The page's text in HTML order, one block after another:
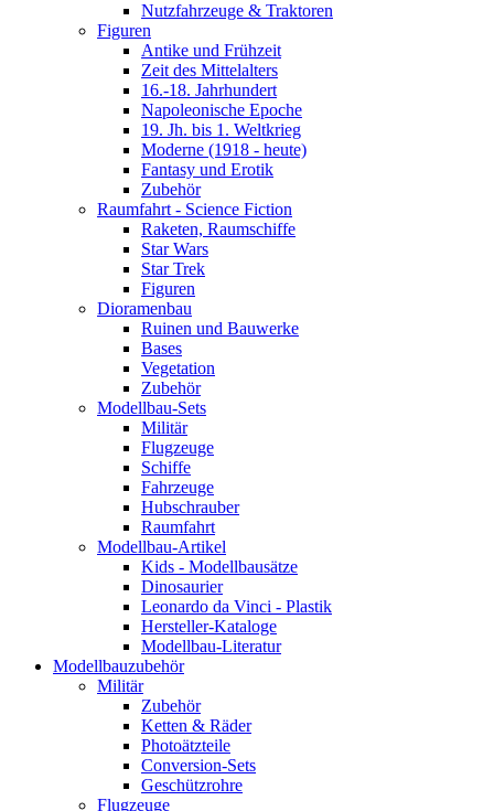
Nutzfahrzeuge & Traktoren
Figuren
Antike und Frühzeit
Zeit des Mittelalters
16.-18. Jahrhundert
Napoleonische Epoche
19. Jh. bis 1. Weltkrieg
Moderne (1918 - heute)
Fantasy und Erotik
Zubehör
Raumfahrt - Science Fiction
Raketen, Raumschiffe
Star Wars
Star Trek
Figuren
Dioramenbau
Ruinen und Bauwerke
Bases
Vegetation
Zubehör
Modellbau-Sets
Militär
Flugzeuge
Schiffe
Fahrzeuge
Hubschrauber
Raumfahrt
Modellbau-Artikel
Kids - Modellbausätze
Dinosaurier
Leonardo da Vinci - Plastik
Hersteller-Kataloge
Modellbau-Literatur
Modellbauzubehör
Militär
Zubehör
Ketten & Räder
Photoätzteile
Conversion-Sets
Geschützrohre
Flugzeuge